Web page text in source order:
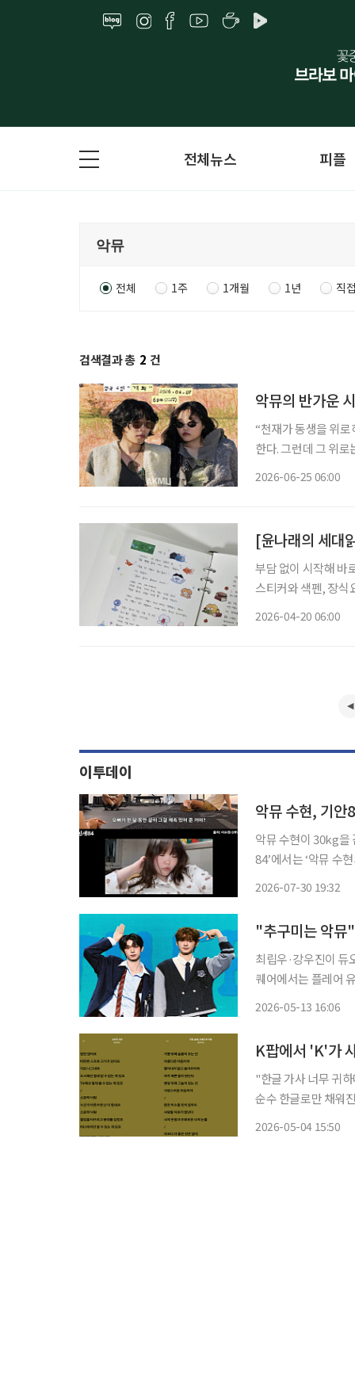
전체뉴스 피플
전체 1주 1개월 1년 직
검색결과 총 2 건
악뮤의 반가운
“천재가 동생을 위로
한다. 그런데 그 위
2026-06-25 06:00
[윤나래의 세대
부담 없이 시작해 바
스티커와 색펜, 장식
2026-04-20 06:00
이투데이
악뮤 수현, 기
악뮤 수현이 30kg을 감량
84’에서는 ‘악뮤 수
2026-07-30 19:32
"추구미는 악
최립우·강우진이 듀오 그룹
퀘어에서는 플레어
2026-05-13 16:06
K팝에서 'K'가
"한글 가사 너무 귀하다." 최근 악뮤(AKMU)의 신곡 가사가 화제를 모으고 있
순수 한글로만 채워
2026-05-04 15:50